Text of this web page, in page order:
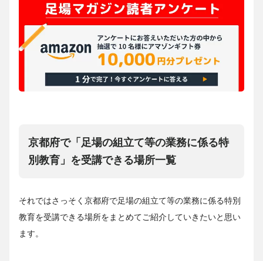
京都府で「足場の組立て等の業務に係る特
別教育」を受講できる場所一覧
それではさっそく京都府で足場の組立て等の業務に係る特別
教育を受講できる場所をまとめてご紹介していきたいと思い
ます。